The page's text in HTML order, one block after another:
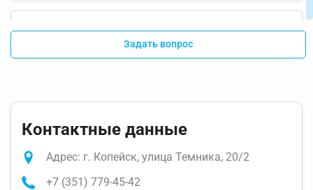
укладки ламината?Задать вопрос
Контактные данные
Адрес: г. Копейск, улица Темника, 20/2
+7 (351) 779-45-42